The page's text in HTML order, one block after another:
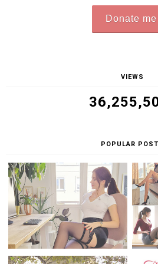
Donate me
VIEWS
POPULAR